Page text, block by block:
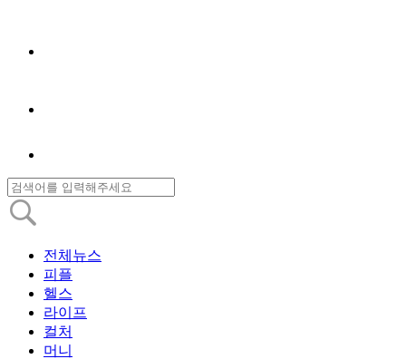
전체뉴스
피플
헬스
라이프
컬처
머니